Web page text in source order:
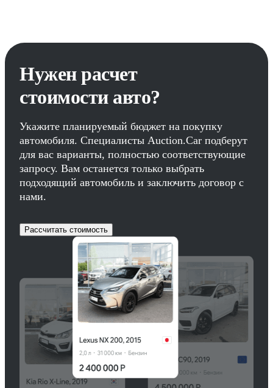
Нужен расчет
стоимости авто?
Укажите планируемый бюджет на покупку
автомобиля. Специалисты Auction.Car подберут
для вас варианты, полностью соответствующие
запросу. Вам останется только выбрать
подходящий автомобиль и заключить договор с
нами.
Рассчитать стоимость